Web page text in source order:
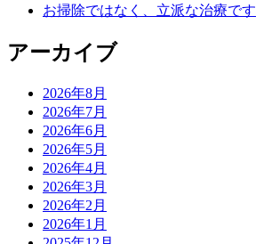
お掃除ではなく、立派な治療です
アーカイブ
2026年8月
2026年7月
2026年6月
2026年5月
2026年4月
2026年3月
2026年2月
2026年1月